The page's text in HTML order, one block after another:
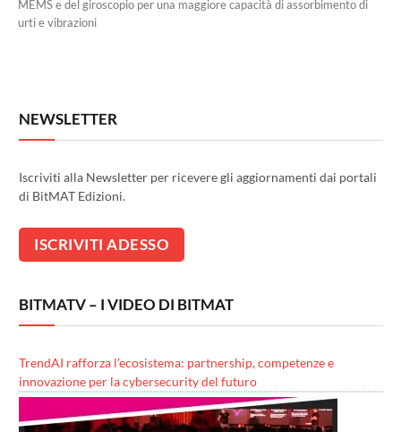
MEMS e del giroscopio per una maggiore capacità di assorbimento di
urti e vibrazioni
NEWSLETTER
Iscriviti alla Newsletter per ricevere gli aggiornamenti dai portali
di BitMAT Edizioni.
BITMATV – I VIDEO DI BITMAT
TrendAI rafforza l’ecosistema: partnership, competenze e
innovazione per la cybersecurity del futuro